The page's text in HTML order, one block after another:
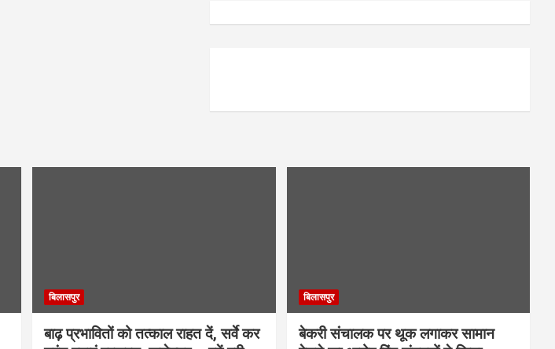
बिलासपुर
बाढ़ प्रभावितों को तत्काल राहत दें, सर्वे कर
बिलासपुर
बेकरी संचालक पर थूक लगाकर सामान